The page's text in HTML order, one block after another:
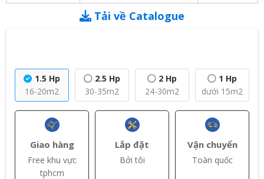
Tải về Catalogue
1.5 Hp
16-20m2
2.5 Hp
30-35m2
2 Hp
24-30m2
1 Hp
dưới 15m2
Giao hàng
Free khu vực
tphcm
Lắp đặt
Bởi tôi
Vận chuyển
Toàn quốc